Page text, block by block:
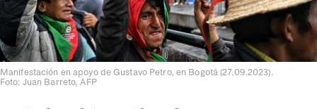
Manifestación en apoyo de Gustavo Petro, en Bogotá (27.09.2023).
Foto: Juan Barreto, AFP